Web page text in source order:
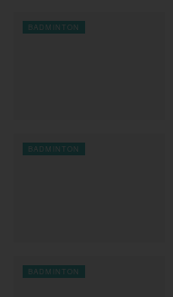
BADMINTON
BADMINTON
BADMINTON